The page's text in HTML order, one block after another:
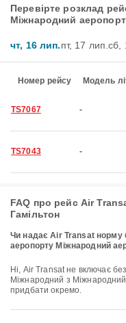
Перевірте розклад
Міжнародний
чт, 16 лип.пт, 17 лип.сб,
Номер рейсу Модель
TS7067 -
TS7043 -
FAQ про рейс Air
Гамільтон
Чи надає Air Transat норму
аеропорту Міжнародний
Ні, Air Transat не включає безкоштовний багаж для рейсів Внутрішній &
Міжнародний з
придбати окремо.